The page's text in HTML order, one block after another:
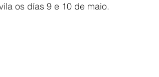
os días 9 e 10 de maio.